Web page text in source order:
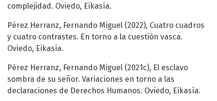
complejidad. Oviedo, Eikasía.
Pérez Herranz, Fernando Miguel (2022), Cuatro cuadros
y cuatro contrastes. En torno a la cuestión vasca.
Oviedo, Eikasía.
Pérez Herranz, Fernando Miguel (2021c), El esclavo
sombra de su señor. Variaciones en torno a las
declaraciones de Derechos Humanos. Oviedo, Eikasía.